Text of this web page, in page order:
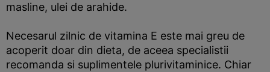
masline, ulei de arahide.
Necesarul zilnic de vitamina E este mai greu de
acoperit doar din dieta, de aceea specialistii
recomanda si suplimentele plurivitaminice. Chiar